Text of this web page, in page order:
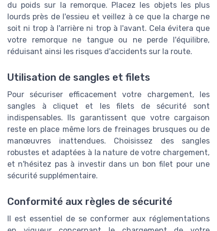
du poids sur la remorque. Placez les objets les plus
lourds près de l'essieu et veillez à ce que la charge ne
soit ni trop à l'arrière ni trop à l'avant. Cela évitera que
votre remorque ne tangue ou ne perde l'équilibre,
réduisant ainsi les risques d'accidents sur la route.
Utilisation de sangles et filets
Pour sécuriser efficacement votre chargement, les
sangles à cliquet et les filets de sécurité sont
indispensables. Ils garantissent que votre cargaison
reste en place même lors de freinages brusques ou de
manœuvres inattendues. Choisissez des sangles
robustes et adaptées à la nature de votre chargement,
et n'hésitez pas à investir dans un bon filet pour une
sécurité supplémentaire.
Conformité aux règles de sécurité
Il est essentiel de se conformer aux réglementations